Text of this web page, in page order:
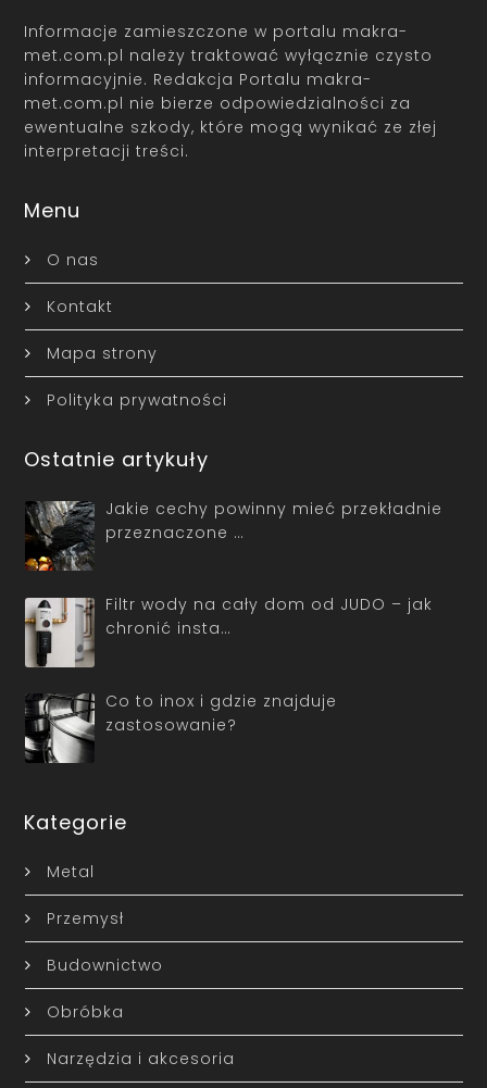
Informacje zamieszczone w portalu makra-
met.com.pl należy traktować wyłącznie czysto
informacyjnie. Redakcja Portalu makra-
met.com.pl nie bierze odpowiedzialności za
ewentualne szkody, które mogą wynikać ze złej
interpretacji treści.
Menu
O nas
Kontakt
Mapa strony
Polityka prywatności
Ostatnie artykuły
Jakie cechy powinny mieć przekładnie
przeznaczone …
Filtr wody na cały dom od JUDO – jak
chronić insta…
Co to inox i gdzie znajduje
zastosowanie?
Kategorie
Metal
Przemysł
Budownictwo
Obróbka
Narzędzia i akcesoria